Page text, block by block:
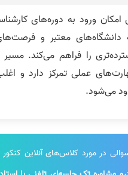
ورود به دوره‌های
دانشگاه‌های معتبر و
را فراهم می‌کند. مسیر
عملی تمرکز دارد و
می‌شود.
در مورد کلاس‌های آنلاین کنکور